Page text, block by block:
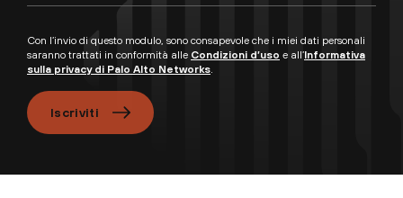
Con l’invio di questo modulo, sono consapevole che i miei dati personali
saranno trattati in conformità alle Condizioni d’uso e all’Informativa
sulla privacy di Palo Alto Networks.
Iscriviti